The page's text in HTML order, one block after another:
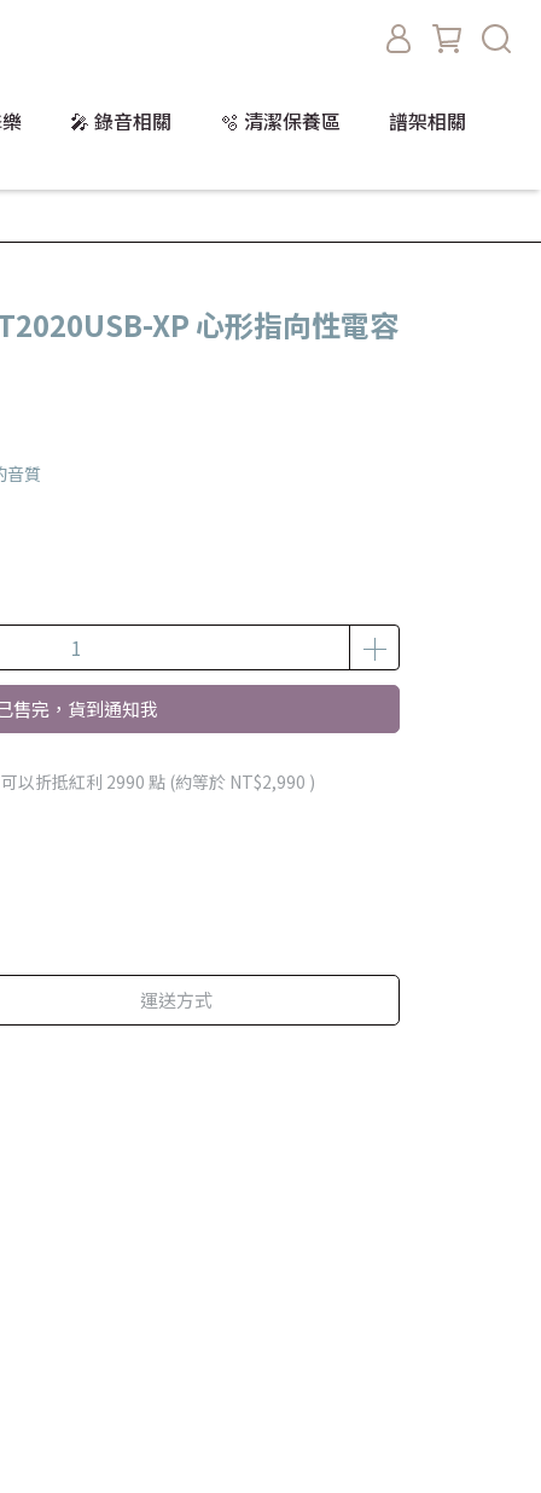
🎤 錄音相關 🫧 清潔保養區 譜架相關
XP 心形指向性電容
音質
售完，貨到通知我
以折抵紅利 2990 點 (約等於 NT$2,990 )
運送方式